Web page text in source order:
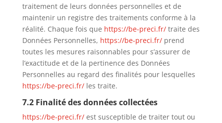
traitement de leurs données personnelles et de
maintenir un registre des traitements conforme à la
réalité. Chaque fois que https://be-preci.fr/traite des
Données Personnelles, https://be-preci.fr/prend
toutes les mesures raisonnables pour s’assurer de
l’exactitude et de la pertinence des Données
Personnelles au regard des finalités pour lesquelles
https://be-preci.fr/les traite.
7.2 Finalité des données collectées
https://be-preci.fr/est susceptible de traiter tout ou